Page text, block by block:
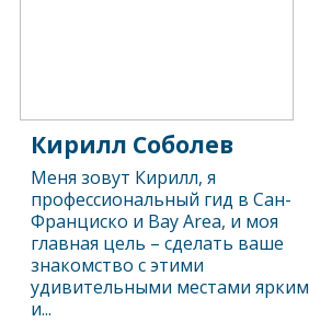
Кирилл Соболев
Меня зовут Кирилл, я
профессиональный гид в Сан-
Франциско и Bay Area, и моя
главная цель – сделать ваше
знакомство с этими
удивительными местами ярким
и...